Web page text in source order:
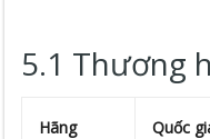
5.1 Thương
Hãng Quốc